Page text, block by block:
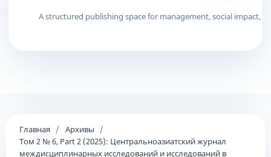
Главная / Архивы
/
Том 2 № 6, Part 2 (2025): Центральноазиатский журнал
междисциплинарных исследований и исследований в